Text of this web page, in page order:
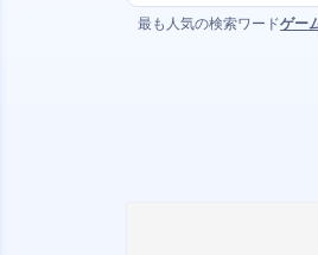
最も人気の検索ワードゲー